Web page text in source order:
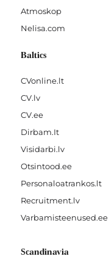
Atmoskop
Nelisa.com
Baltics
CVonline.lt
CV.lv
CV.ee
Dirbam.It
Visidarbi.lv
Otsintood.ee
Personaloatrankos.lt
Recruitment.lv
Varbamisteenused.ee
Scandinavia